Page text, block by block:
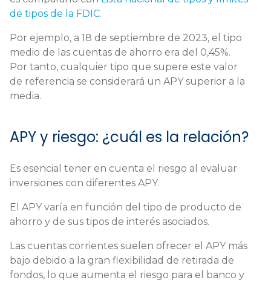
de tipos de la FDIC.
Por ejemplo, a 18 de septiembre de 2023, el tipo
medio de las cuentas de ahorro era del 0,45%.
Por tanto, cualquier tipo que supere este valor
de referencia se considerará un APY superior a la
media.
APY y riesgo: ¿cuál es la relación?
Es esencial tener en cuenta el riesgo al evaluar
inversiones con diferentes APY.
El APY varía en función del tipo de producto de
ahorro y de sus tipos de interés asociados.
Las cuentas corrientes suelen ofrecer el APY más
bajo debido a la gran flexibilidad de retirada de
fondos, lo que aumenta el riesgo para el banco y